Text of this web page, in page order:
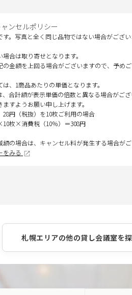
ンセルポリシー
。写真と全く同じ品物ではない場合がござい
合は取り寄せとなります。
金額を上回る場合がございますので、予め
、1商品あたりの単価となります。
合計額が表示単価の倍数と異なる場合がござ
すようお願い申し上げます。
円（税抜）を10枚ご利用の場合
枚×消費税（10％）＝308円
の場合は、キャンセル料が発生する場合が
をみる
札幌エリアの他の貸し会議室を